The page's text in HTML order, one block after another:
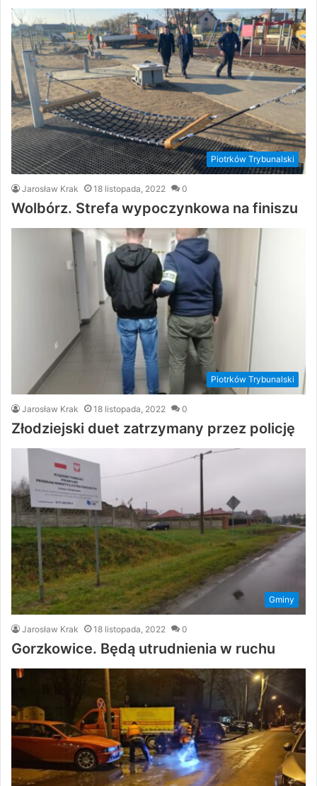
Piotrków Trybunalski
Jarosław Krak 18 listopada, 2022 0
Wolbórz. Strefa wypoczynkowa na finiszu
Piotrków Trybunalski
Jarosław Krak 18 listopada, 2022 0
Złodziejski duet zatrzymany przez policję
Gminy
Jarosław Krak 18 listopada, 2022 0
Gorzkowice. Będą utrudnienia w ruchu